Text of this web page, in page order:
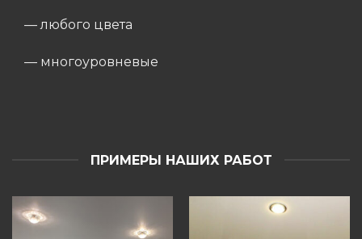
— любого цвета
— многоуровневые
ПРИМЕРЫ НАШИХ РАБОТ